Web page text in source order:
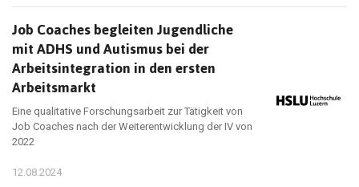
Job Coaches begleiten Jugendliche
mit ADHS und Autismus bei der
Arbeitsintegration in den ersten
Arbeitsmarkt
Eine qualitative Forschungsarbeit zur Tätigkeit von
Job Coaches nach der Weiterentwicklung der IV von
2022
12.08.2024